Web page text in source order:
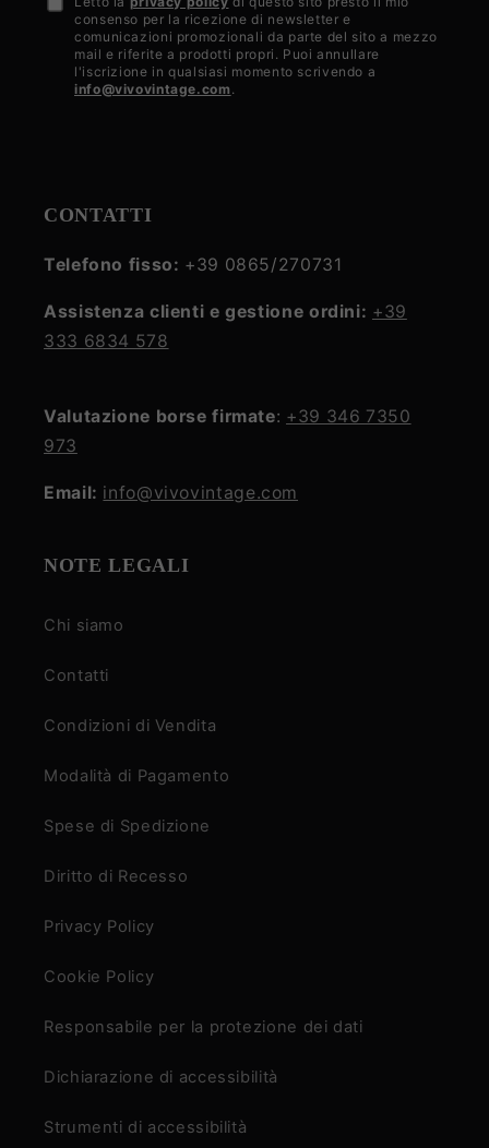
Accetto
privacy
policy
consenso per la ricezione di newsletter e
comunicazioni promozionali da parte del sito a mezzo
mail e riferite a prodotti propri. Puoi annullare
l'iscrizione in qualsiasi momento scrivendo a
info@vivovintage.com .
CONTATTI
Telefono fisso: +39 0865/270731
Assistenza clienti e gestione ordini: +39
333 6834 578
Valutazione borse firmate: +39 346 7350
973
Email: info@vivovintage.com
NOTE LEGALI
Chi siamo
Contatti
Condizioni di Vendita
Modalità di Pagamento
Spese di Spedizione
Diritto di Recesso
Privacy Policy
Cookie Policy
Responsabile per la protezione dei dati
Dichiarazione di accessibilità
Strumenti di accessibilità